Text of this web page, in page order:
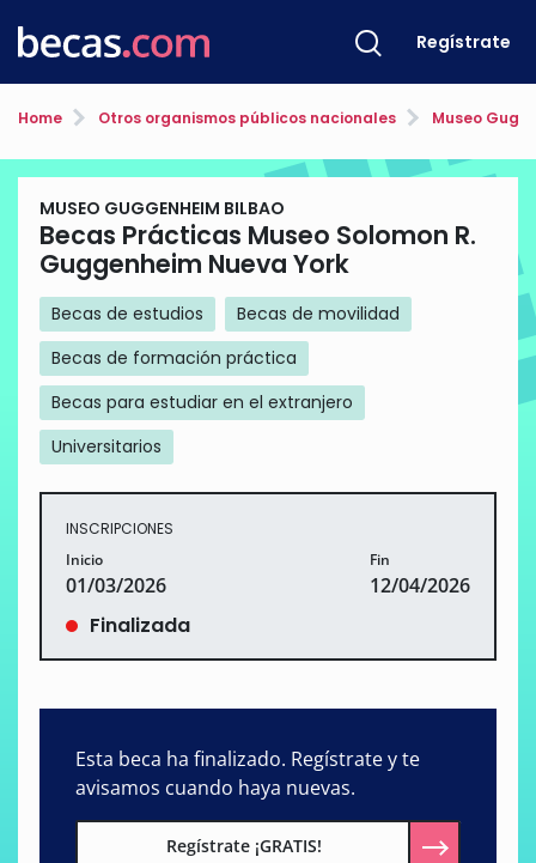
Regístrate
Home Otros organismos públicos nacionales Museo
MUSEO GUGGENHEIM BILBAO
Becas Prácticas Museo Solomon R.
Guggenheim Nueva York
Becas de estudios
Becas de movilidad
Becas de formación práctica
Becas para estudiar en el extranjero
Universitarios
INSCRIPCIONES
Inicio
01/03/2026
Fin
12/04/2026
Finalizada
Esta beca ha finalizado. Regístrate y te
avisamos cuando haya nuevas.
Regístrate ¡GRATIS!